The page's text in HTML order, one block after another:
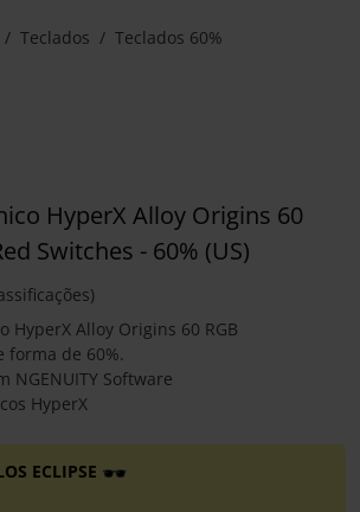
Teclados Teclados 60%
HyperX Alloy Origins 60
Switches - 60% (US)
HyperX Alloy Origins 60 RGB
forma de 60%.
NGENUITY Software
HyperX
ECLIPSE